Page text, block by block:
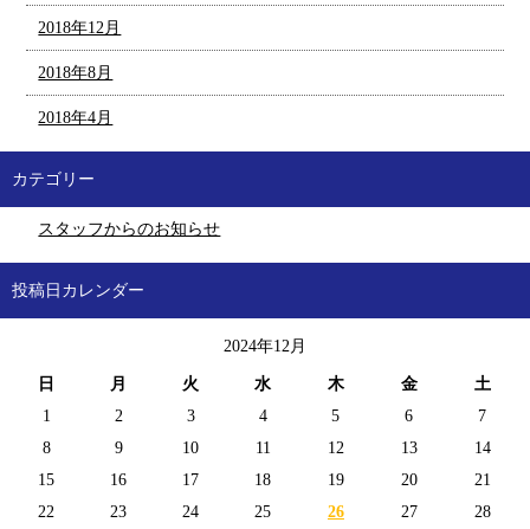
2018年12月
2018年8月
2018年4月
カテゴリー
スタッフからのお知らせ
投稿日カレンダー
2024年12月
日 月 火 水 木 金
土
1
2 3 4 5 6
7
8
9 10 11 12 13
14
15
16 17 18 19 20
21
22
23 24 25 26 27 28